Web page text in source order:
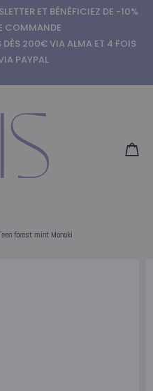
ET BÉNÉFICIEZ DE -10%
COMMANDE
DÈS 200€ VIA ALMA ET 4 FOIS
PAYPAL
forest mint Monoki